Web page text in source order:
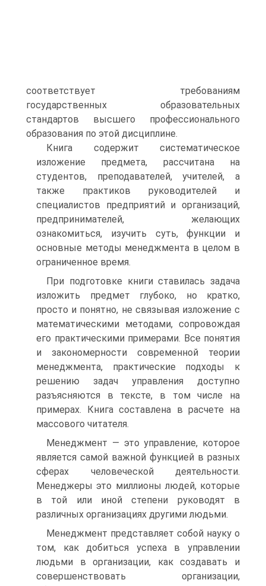
соответствует требованиям
государственных образовательных
стандартов высшего профессионального
образования по этой дисциплине.
Книга содержит систематическое
изложение предмета, рассчитана на
студентов, преподавателей, учителей, а
также практиков руководителей и
специалистов предприятий и организаций,
предпринимателей, желающих
ознакомиться, изучить суть, функции и
основные методы менеджмента в целом в
ограниченное время.
При подготовке книги ставилась задача
изложить предмет глубоко, но кратко,
просто и понятно, не связывая изложение с
математическими методами, сопровождая
его практическими примерами. Все понятия
и закономерности современной теории
менеджмента, практические подходы к
решению задач управления доступно
разъясняются в тексте, в том числе на
примерах. Книга составлена в расчете на
массового читателя.
Менеджмент — это управление, которое
является самой важной функцией в разных
сферах человеческой деятельности.
Менеджеры это миллионы людей, которые
в той или иной степени руководят в
различных организациях другими людьми.
Менеджмент представляет собой науку о
том, как добиться успеха в управлении
людьми в организации, как создавать и
совершенствовать организации,